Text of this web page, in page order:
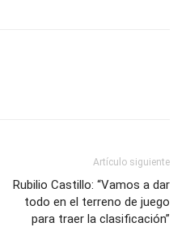
Artículo siguiente
Rubilio Castillo: “Vamos a dar
todo en el terreno de juego
para traer la clasificación”